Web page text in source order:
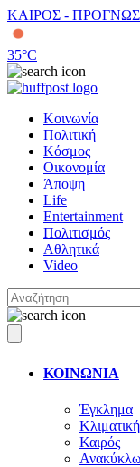
ΚΑΙΡΟΣ -
35°C
Κοινωνία
Πολιτική
Κόσμος
Οικονομία
Άποψη
Life
Entertainment
Πολιτισμός
Αθλητικά
Video
ΚΟΙΝΩΝΙΑ
Έγκλημα
Καιρός